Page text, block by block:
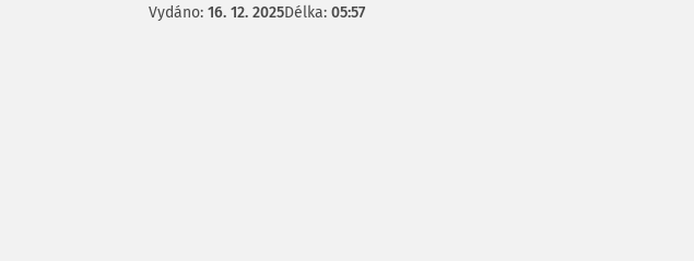
Vydáno: 16. 12. 2025Délka: 05:57